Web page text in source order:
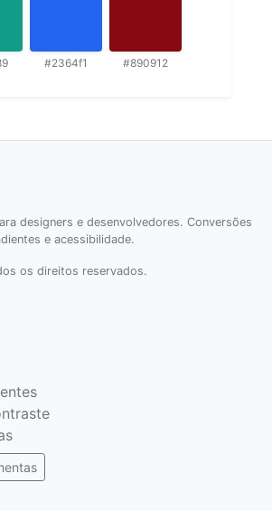
#2364f1 #890912
designers e desenvolvedores. Conversões
e acessibilidade.
os direitos reservados.